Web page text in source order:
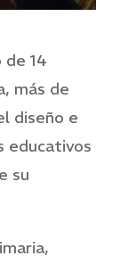
14
más de
diseño e
educativos
su